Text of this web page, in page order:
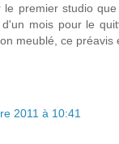
le premier studio
mois pour le
meublé, ce préavis
2011 à 10:41